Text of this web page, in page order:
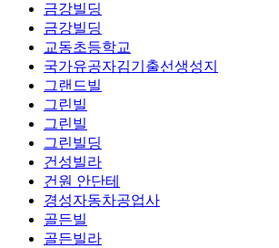
금강빌딩
금강빌딩
교동초등학교
국가유공자김기출선생성지
그랜드빌
그린빌
그린빌
그린빌딩
건성빌라
건원 안단테
경성자동차공업사
골든빌
골든빌라